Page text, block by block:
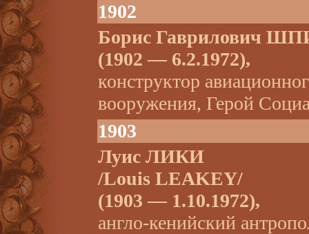
1902
Борис Гаврилович
(1902 — 6.2.1972),
конструктор
вооружения, Герой
1903
Луис ЛИКИ
/Louis LEAKEY/
(1903 — 1.10.1972),
англо-кенийский